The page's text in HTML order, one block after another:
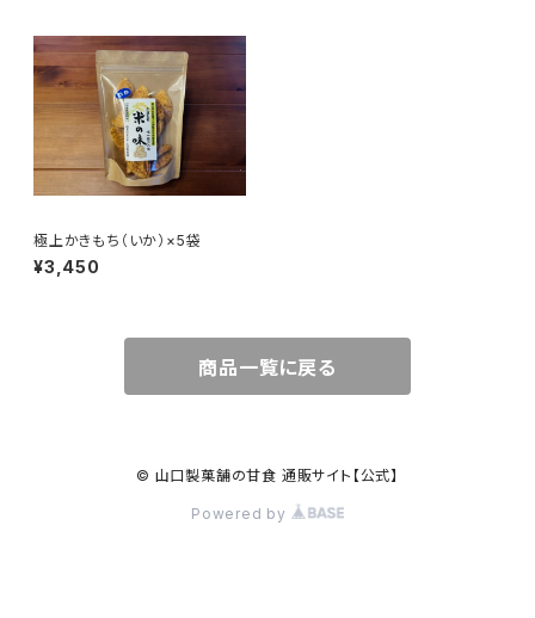
極上かきもち（いか）×5袋
¥3,450
商品一覧に戻る
© 山口製菓舗の甘食 通販サイト【公式】
Powered by